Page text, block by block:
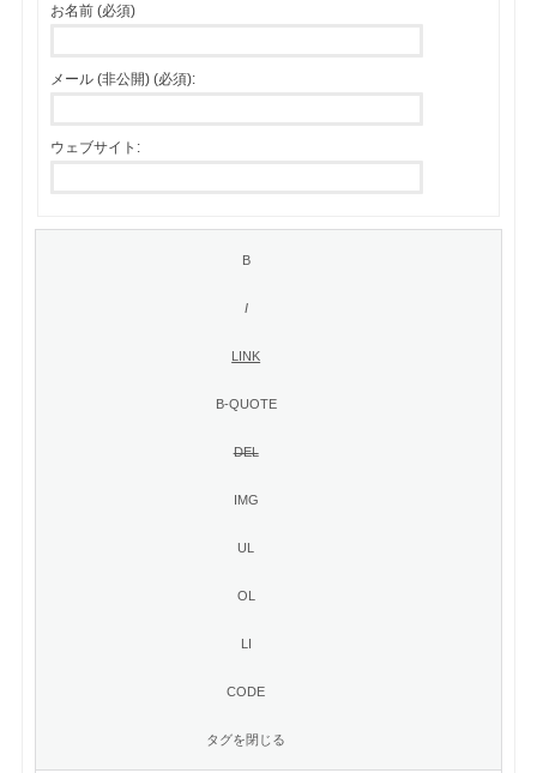
お名前 (必須)
メール (非公開) (必須):
ウェブサイト: